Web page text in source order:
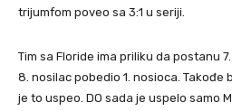
trijumfom poveo sa 3:1 u seriji.
Tim sa Floride ima priliku da postanu
8. nosilac pobedio 1. nosioca. Takođe
je to uspeo. DO sada je uspelo samo